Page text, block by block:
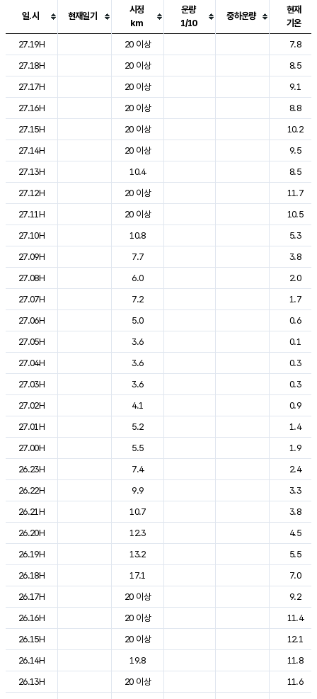
도시별 기상실황표로 지점, 날씨, 기온, 강수, 바람, 기압등을 안내한 표입
일.시 현재일기
시정
km
운량
1/10
중하운량
현재
기온
27.19H
20 이상
7.8
27.18H
20 이상
8.5
27.17H
20 이상
9.1
27.16H
20 이상
8.8
27.15H
20 이상
10.2
27.14H
20 이상
9.5
27.13H
10.4
8.5
27.12H
20 이상
11.7
27.11H
20 이상
10.5
27.10H
10.8
5.3
27.09H
7.7
3.8
27.08H
6.0
2.0
27.07H
7.2
1.7
27.06H
5.0
0.6
27.05H
3.6
0.1
27.04H
3.6
0.3
27.03H
3.6
0.3
27.02H
4.1
0.9
27.01H
5.2
1.4
27.00H
5.5
1.9
26.23H
7.4
2.4
26.22H
9.9
3.3
26.21H
10.7
3.8
26.20H
12.3
4.5
26.19H
13.2
5.5
26.18H
17.1
7.0
26.17H
20 이상
9.2
26.16H
20 이상
11.4
26.15H
20 이상
12.1
26.14H
19.8
11.8
26.13H
20 이상
11.6